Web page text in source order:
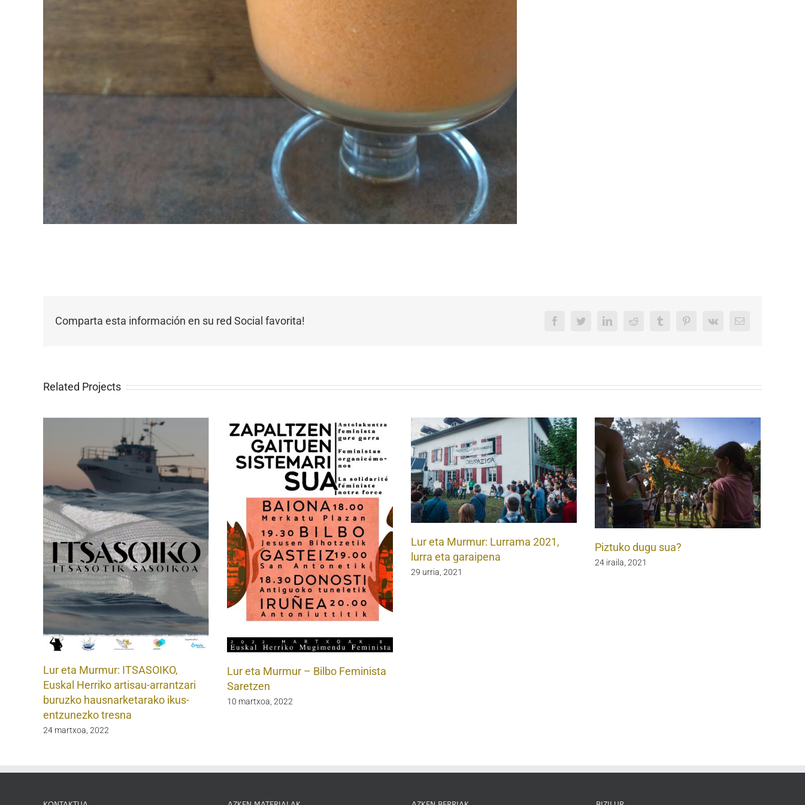
Comparta esta información en su red Social favorita! FacebookTwitterLinkedInReddit Tumblr PinterestVk Email
Related Projects
Lur eta Murmur: ITSASOIKO,
Euskal Herriko artisau-arrantzari
buruzko hausnarketarako ikus-
entzunezko tresna
24 martxoa, 2022
Lur eta Murmur – Bilbo Feminista
Saretzen
10 martxoa, 2022
Lur eta Murmur: Lurrama 2021,
lurra eta garaipena
29 urria, 2021
Piztuko dugu sua?
24 iraila, 2021